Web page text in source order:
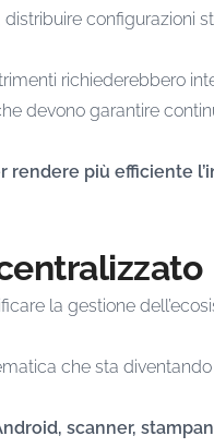
configurazioni
richiederebbero
devono garantire
rendere più efficiente
la gestione
che sta
scanner,